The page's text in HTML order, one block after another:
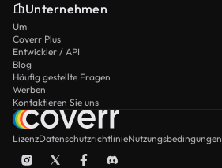
Unternehmen
Um
Coverr Plus
Entwickler / API
Blog
Häufig gestellte Fragen
Werben
Kontaktieren Sie uns
LizenzDatenschutzrichtlinieNutzungsbedingungen